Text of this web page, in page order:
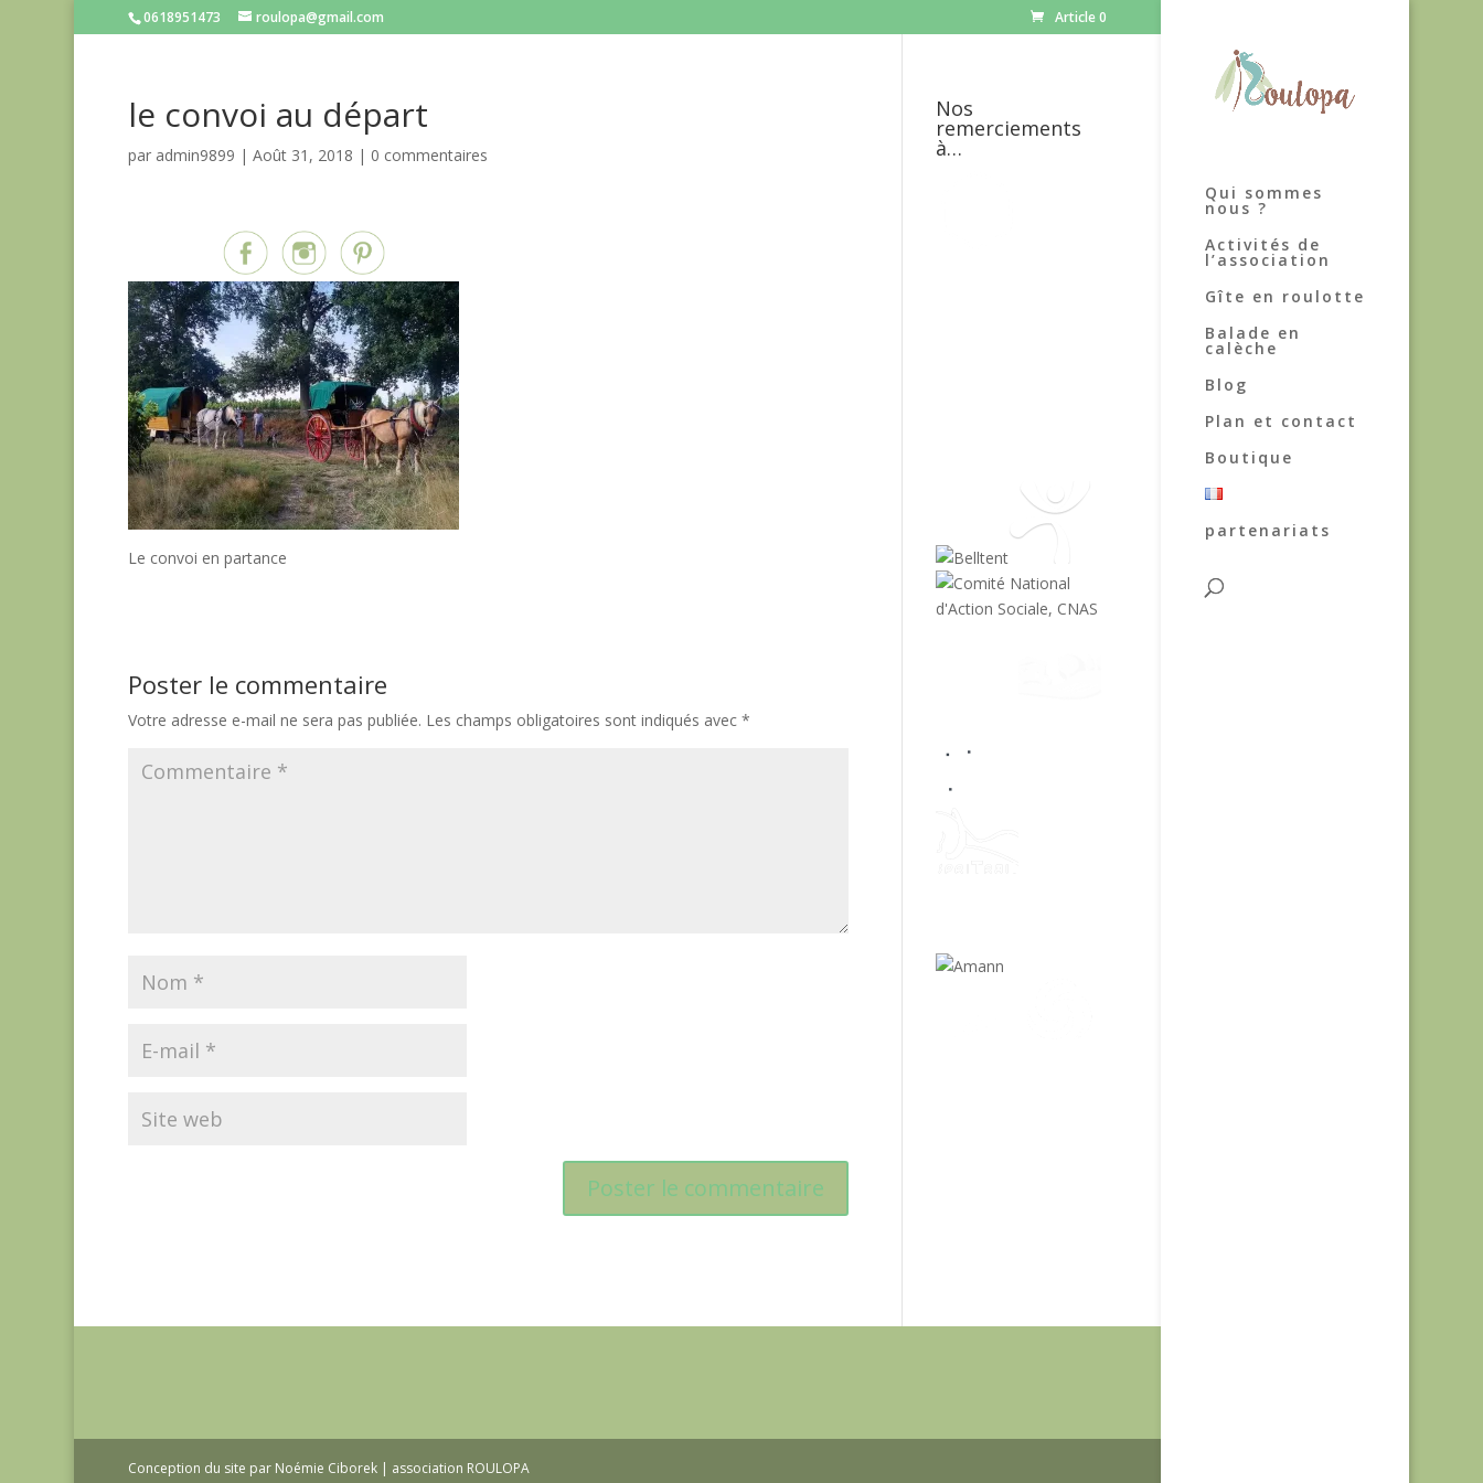
0618951473 roulopa@gmail.com Article 0
Qui sommes
nous ?
Activités de
l’association
Gîte en roulotte
Balade en
calèche
Blog
Plan et contact
Boutique
partenariats
le convoi au départ
par admin9899 |Août 31, 2018 | 0 commentaires
Le convoi en partance
Poster le commentaire
Votre adresse e-mail ne sera pas publiée. Les champs obligatoires sont indiqués avec*
Nos
remerciements
à…
Conception du site par Noémie Ciborek | association ROULOPA